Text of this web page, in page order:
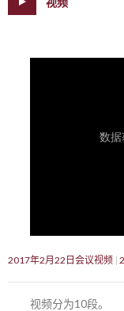
2017年2月22日会议视频
视频分为10段。